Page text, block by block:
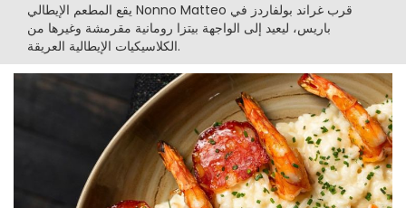
يقع المطعم الإيطالي Nonno Matteo قرب غراند بولفاردز في
باريس، ليعيد إلى الواجهة بيتزا رومانية مقرمشة وغيرها من
الكلاسيكيات الإيطالية العريقة.